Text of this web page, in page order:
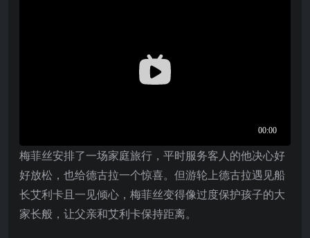
梅菲丝安排了一场家庭旅行，平时服务客人的他决心好
好放松，也给德古拉一个惊喜。但游轮上德古拉遇见船
长艾利卡且一见倾心，梅菲丝变得像过度保护孩子的大
家长般，让父亲和艾利卡保持距离。